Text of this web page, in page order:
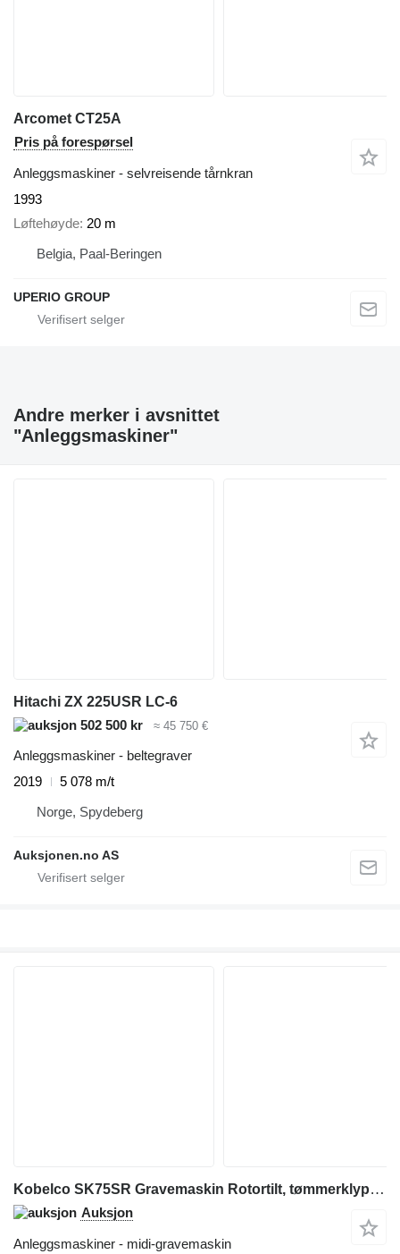
Arcomet CT25A
Pris på forespørsel
Anleggsmaskiner - selvreisende tårnkran
1993
Løftehøyde 20 m
Belgia, Paal-Beringen
UPERIO GROUP
Andre merker i avsnittet
"Anleggsmaskiner"
Hitachi ZX 225USR LC-6
502 500 kr
≈ 45 750 €
Anleggsmaskiner - beltegraver
2019
5 078 m/t
Norge, Spydeberg
Auksjonen.no AS
Kobelco SK75SR Gravemaskin Rotortilt, tømmerklype og pusseskuffe
Auksjon
Anleggsmaskiner - midi-gravemaskin